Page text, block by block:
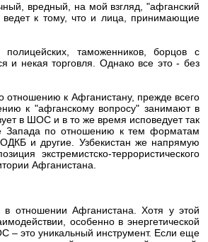
вредный, на мой взгляд, "афганский
к тому, что и лица, принимающие
таможенников, борцов с
и некая торговля. Однако все это - без
отношению к Афганистану, прежде всего
к "афганскому вопросу" занимают в
в ШОС и в то же время исповедует так
Запада по отношению к тем форматам
и другие. Узбекистан же напрямую
экстремистско-террористического
Афганистана.
отношении Афганистана. Хотя у этой
особенно в энергетической
– это уникальный инструмент. Если еще